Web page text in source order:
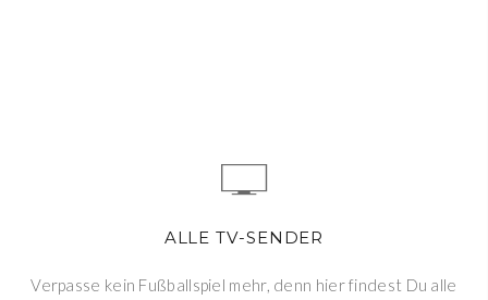
ALLE TV-SENDER
Verpasse kein Fußballspiel mehr, denn hier findest Du alle